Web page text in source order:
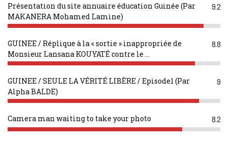
Présentation du site annuaire éducation Guinée (Par
MAKANERA Mohamed Lamine)
9.2
GUINEE / Réplique à la « sortie » inappropriée de
Monsieur Lansana KOUYATÉ contre le ...
8.8
GUINEE / SEULE LA VÉRITÉ LIBÈRE / Episode1 (Par
Alpha BALDE)
9
Camera man waiting to take your photo 8.2